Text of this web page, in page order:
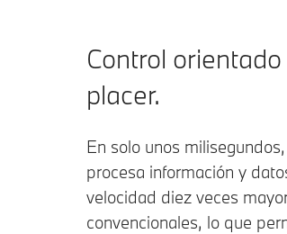
Control
placer.
En solo unos
procesa información y
velocidad diez veces
convencionales, lo que